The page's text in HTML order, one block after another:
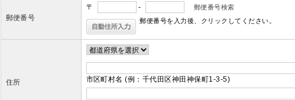
郵便番号
〒 -
郵便番号検索
郵便番号を入力後、クリックしてください。
住所 市区町村名 (例：千代田区神田神保町1-3-5)